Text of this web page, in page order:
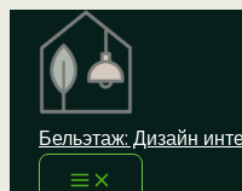
Перейти
содержимому
Бельэтаж: Дизайн